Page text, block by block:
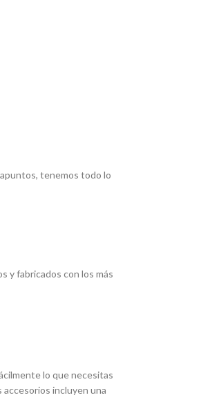
tenemos todo lo
y fabricados con los más
lo que necesitas
incluyen una